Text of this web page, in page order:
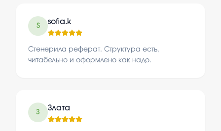
S
sofia.k
Сгенерила реферат. Структура есть,
читабельно и оформлено как надо.
З
Злата